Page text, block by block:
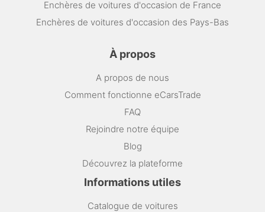
Enchères de voitures d'occasion de France
Enchères de voitures d'occasion des Pays-Bas
À propos
A propos de nous
Comment fonctionne eCarsTrade
FAQ
Rejoindre notre équipe
Blog
Découvrez la plateforme
Informations utiles
Catalogue de voitures